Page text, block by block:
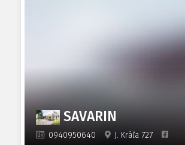
SAVARIN
0940950640 J. Kráľa 727